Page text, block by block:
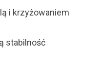
i krzyżowaniem
stabilność